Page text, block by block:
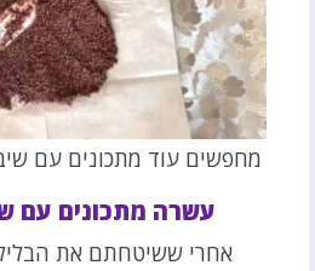
מחפשים עוד מתכונים עם
עשרה מתכונים עם
אחרי ששיטחתם את